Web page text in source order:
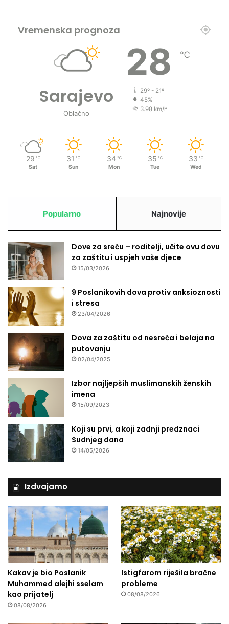
Vremenska prognoza
Sarajevo
Oblačno
28 ℃
29º - 21º
45%
3.98 km/h
29 ℃
Sat
31 ℃
Sun
34 ℃
Mon
35 ℃
Tue
33 ℃
Wed
Popularno Najnovije
Dove za sreću – roditelji, učite ovu dovu
za zaštitu i uspjeh vaše djece
15/03/2026
9 Poslanikovih dova protiv anksioznosti
i stresa
23/04/2026
Dova za zaštitu od nesreća i belaja na
putovanju
02/04/2025
Izbor najljepših muslimanskih ženskih
imena
15/09/2023
Koji su prvi, a koji zadnji predznaci
Sudnjeg dana
14/05/2026
Izdvajamo
Kakav je bio Poslanik
Muhammed alejhi sselam
kao prijatelj
08/08/2026
Istigfarom riješila bračne
probleme
08/08/2026